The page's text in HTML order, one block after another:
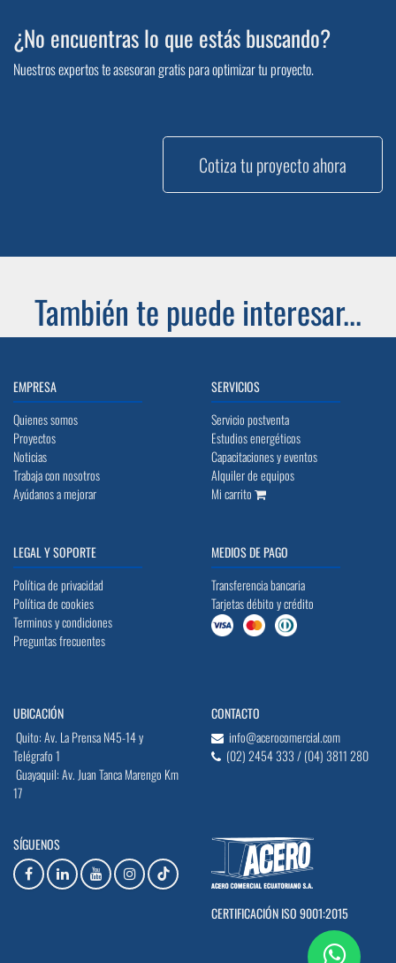
¿No encuentras lo que estás buscando?
Nuestros expertos te asesoran gratis para optimizar tu proyecto.
Cotiza tu proyecto ahora
También te puede interesar...
EMPRESA
Quienes somos
Proyectos
Noticias
Trabaja con nosotros
Ayúdanos a mejorar
SERVICIOS
Servicio postventa
Estudios energéticos
Capacitaciones y eventos
Alquiler de equipos
Mi carrito
LEGAL Y SOPORTE
Política de privacidad
Política de cookies
Terminos y condiciones
Preguntas frecuentes
MEDIOS DE PAGO
Transferencia bancaria
Tarjetas débito y crédito
UBICACIÓN
Quito: Av. La Prensa N45-14 y
Telégrafo 1
Guayaquil: Av. Juan Tanca Marengo Km
17
CONTACTO
info@acerocomercial.com
(02) 2454 333 / (04) 3811 280
SÍGUENOS
CERTIFICACIÓN ISO 9001:2015